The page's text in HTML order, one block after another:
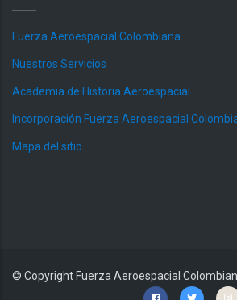
Fuerza Aeroespacial Colombiana
Nuestros Servicios
Academia de Historia Aeroespacial
Incorporación Fuerza Aeroespacial
Mapa del sitio
© Copyright Fuerza Aeroespacial